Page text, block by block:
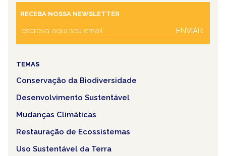
RECEBA NOSSA NEWSLETTER
ENVIAR
TEMAS
Conservação da Biodiversidade
Desenvolvimento Sustentável
Mudanças Climáticas
Restauração de Ecossistemas
Uso Sustentável da Terra